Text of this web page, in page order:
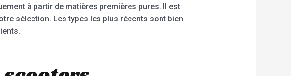
à partir de matières premières pures. Il est
sélection. Les types les plus récents sont bien